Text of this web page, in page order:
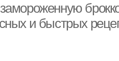
и быстрых